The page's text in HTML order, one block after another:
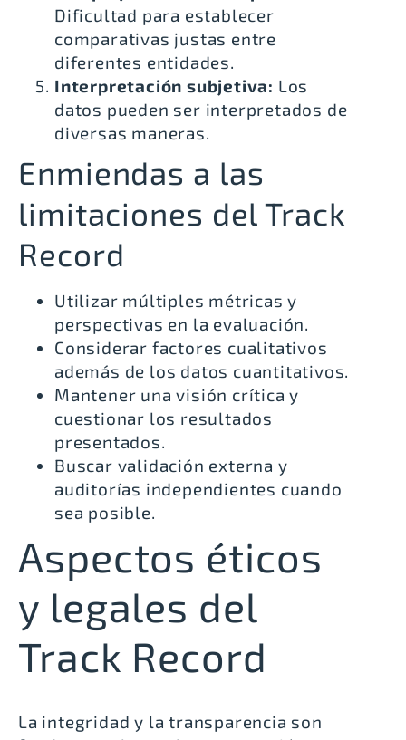
Dificultad para establecer
comparativas justas entre
diferentes entidades.
Interpretación subjetiva: Los
datos pueden ser interpretados de
diversas maneras.
Enmiendas a las
limitaciones del Track
Record
Utilizar múltiples métricas y
perspectivas en la evaluación.
Considerar factores cualitativos
además de los datos cuantitativos.
Mantener una visión crítica y
cuestionar los resultados
presentados.
Buscar validación externa y
auditorías independientes cuando
sea posible.
Aspectos éticos
y legales del
Track Record
La integridad y la transparencia son